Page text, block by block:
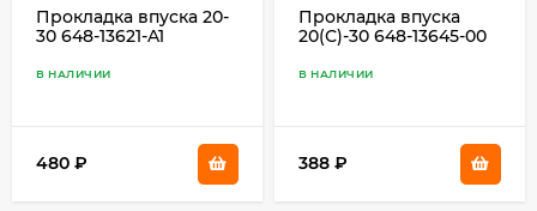
Прокладка впуска 20-
30 648-13621-A1
В НАЛИЧИИ
480 ₽
Прокладка впуска
20(С)-30 648-13645-00
В НАЛИЧИИ
388 ₽